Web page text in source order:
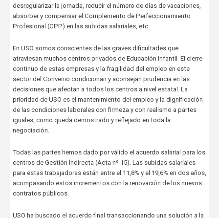
desregularizar la jornada, reducir el número de días de vacaciones,
absorber y compensar el Complemento de Perfeccionamiento
Profesional (CPP) en las subidas salariales, etc.
En USO somos conscientes de las graves dificultades que
atraviesan muchos centros privados de Educación Infantil. El cierre
continuo de estas empresas y la fragilidad del empleo en este
sector del Convenio condicionan y aconsejan prudencia en las
decisiones que afectan a todos los centros a nivel estatal. La
prioridad de USO es el mantenimiento del empleo y la dignificación
de las condiciones laborales con firmeza y con realismo a partes
iguales, como queda demostrado y reflejado en toda la
negociación.
Todas las partes hemos dado por válido el acuerdo salarial para los
centros de Gestión Indirecta (Acta nº 15). Las subidas salariales
para estas trabajadoras están entre el 11,8% y el 19,6% en dos años,
acompasando estos incrementos con la renovación de los nuevos
contratos públicos.
USO ha buscado el acuerdo final transaccionando una solución a la